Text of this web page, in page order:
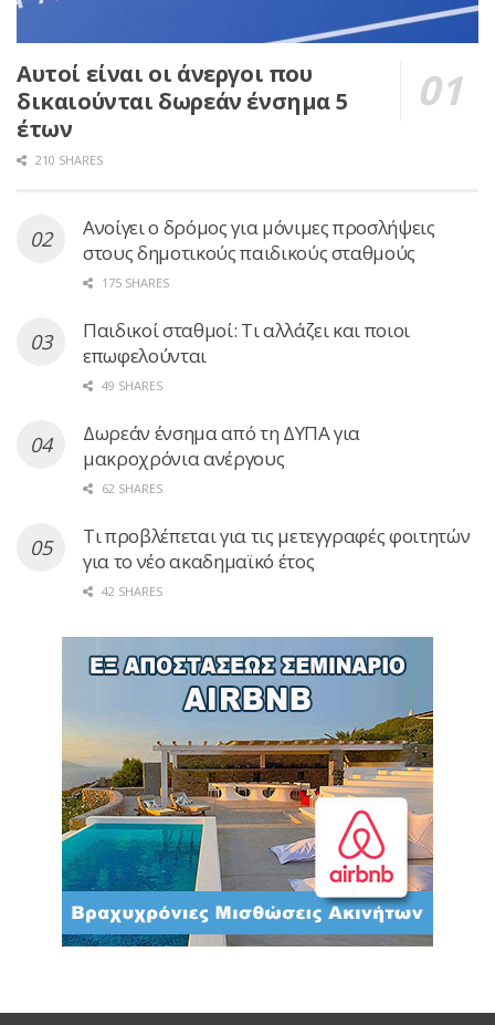
Αυτοί είναι οι άνεργοι που
δικαιούνται δωρεάν ένσημα 5
έτων
210 SHARES
Ανοίγει ο δρόμος για μόνιμες προσλήψεις
στους δημοτικούς παιδικούς σταθμούς
175 SHARES
Παιδικοί σταθμοί: Τι αλλάζει και ποιοι
επωφελούνται
49 SHARES
Δωρεάν ένσημα από τη ΔΥΠΑ για
μακροχρόνια ανέργους
62 SHARES
Τι προβλέπεται για τις μετεγγραφές φοιτητών
για το νέο ακαδημαϊκό έτος
42 SHARES